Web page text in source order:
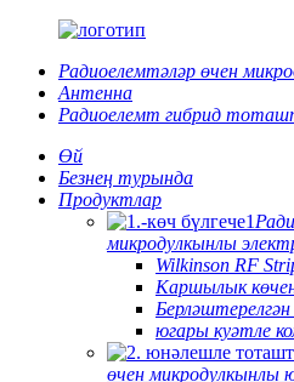
Радиоелемтәләр өчен
Антенна
Радиоелемт гибрид
Өй
Безнең турында
Продуктлар
микродулкынлы
Wilkinson RF
Каршылык
югары куәтле
өчен